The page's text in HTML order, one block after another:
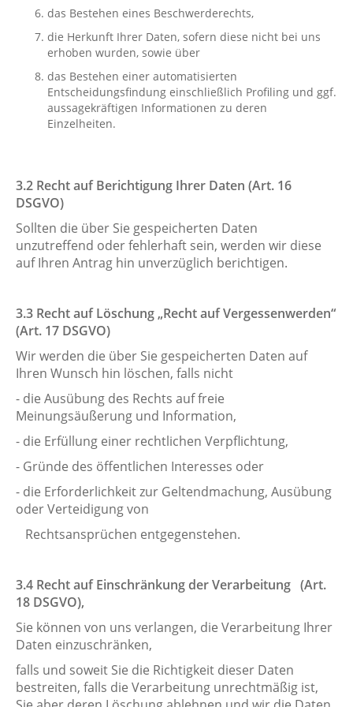
das Bestehen eines Beschwerderechts,
die Herkunft Ihrer Daten, sofern diese nicht bei uns
erhoben wurden, sowie über
das Bestehen einer automatisierten
Entscheidungsfindung einschließlich Profiling und ggf.
aussagekräftigen Informationen zu deren
Einzelheiten.
3.2 Recht auf Berichtigung Ihrer Daten (Art. 16
DSGVO)
Sollten die über Sie gespeicherten Daten
unzutreffend oder fehlerhaft sein, werden wir diese
auf Ihren Antrag hin unverzüglich berichtigen.
3.3 Recht auf Löschung „Recht auf Vergessenwerden“
(Art. 17 DSGVO)
Wir werden die über Sie gespeicherten Daten auf
Ihren Wunsch hin löschen, falls nicht
- die Ausübung des Rechts auf freie
Meinungsäußerung und Information,
- die Erfüllung einer rechtlichen Verpflichtung,
- Gründe des öffentlichen Interesses oder
- die Erforderlichkeit zur Geltendmachung, Ausübung
oder Verteidigung von
Rechtsansprüchen entgegenstehen.
3.4 Recht auf Einschränkung der Verarbeitung (Art.
18 DSGVO),
Sie können von uns verlangen, die Verarbeitung Ihrer
Daten einzuschränken,
falls und soweit Sie die Richtigkeit dieser Daten
bestreiten, falls die Verarbeitung unrechtmäßig ist,